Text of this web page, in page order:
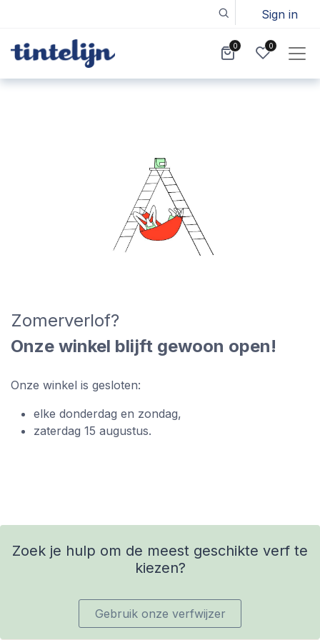
Sign in
0 0
Zomerverlof?
Onze winkel blijft gewoon open!
Onze winkel is gesloten:
elke donderdag en zondag,
zaterdag 15 augustus.
Zoek je hulp om de meest geschikte verf te
kiezen?
Gebruik onze verfwijzer